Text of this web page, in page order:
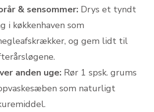
& sensommer: Drys et tyndt
i køkkenhaven som
og gem lidt til
anden uge: Rør 1 spsk. grums
som naturligt